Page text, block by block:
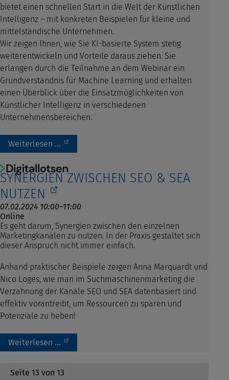
bietet einen schnellen Start in die Welt der Künstlichen
Intelligenz – mit konkreten Beispielen für kleine und
mittelständische Unternehmen.
Wir zeigen Ihnen, wie Sie KI-basierte System stetig
weiterentwickeln und Vorteile daraus ziehen. Sie
erlangen durch die Teilnahme an dem Webinar ein
Grundverständnis für Machine Learning und erhalten
einen Überblick über die Einsatzmöglichkeiten von
Künstlicher Intelligenz in verschiedenen
Unternehmensbereichen.
Weiterlesen …
SYNERGIEN ZWISCHEN SEO & SEA
NUTZEN
07.02.2024 10:00–11:00
Online
Es geht darum, Synergien zwischen den einzelnen
Marketingkanälen zu nutzen. In der Praxis gestaltet sich
dieser Anspruch nicht immer einfach.
Anhand praktischer Beispiele zeigen Anna Marquardt und
Nico Loges, wie man im Suchmaschinenmarketing die
Verzahnung der Kanäle SEO und SEA datenbasiert und
effektiv vorantreibt, um Ressourcen zu sparen und
Potenziale zu heben!
Weiterlesen …
Seite 13 von 13